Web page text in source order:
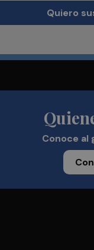
Quiero
Conoce al